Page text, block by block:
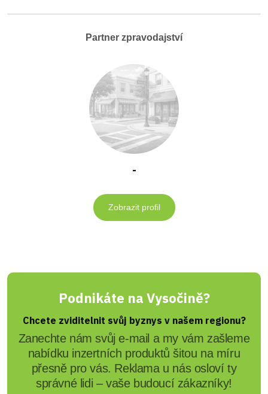
Partner zpravodajství
-
Zobrazit profil
Podnikáte na Vysočině?
Chcete zviditelnit svůj byznys v našem regionu?
Zanechte nám svůj e-mail a my vám zašleme
nabídku inzertních produktů šitou na míru
přesně pro vás. Reklama u nás osloví ty
správné lidi – vaše budoucí zákazníky!